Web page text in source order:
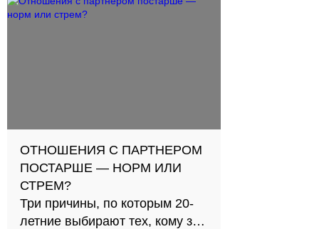
ОТНОШЕНИЯ С ПАРТНЕРОМ
ПОСТАРШЕ — НОРМ ИЛИ
СТРЕМ?
Три причины, по которым 20-
летние выбирают тех, кому за